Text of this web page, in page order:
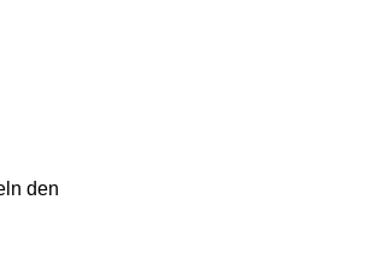
den